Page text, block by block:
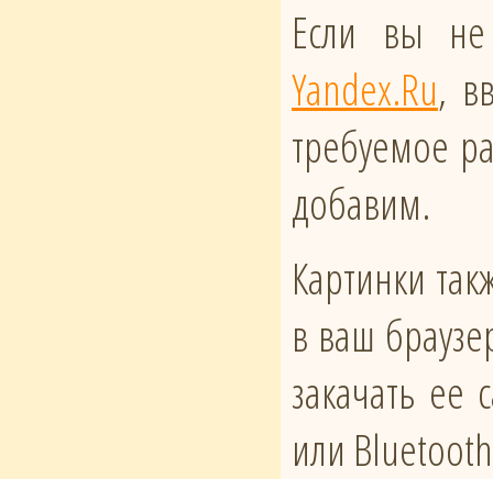
Если вы не
Yandex.Ru,
требуемое
добавим.
Картинки
в ваш
закачать
или